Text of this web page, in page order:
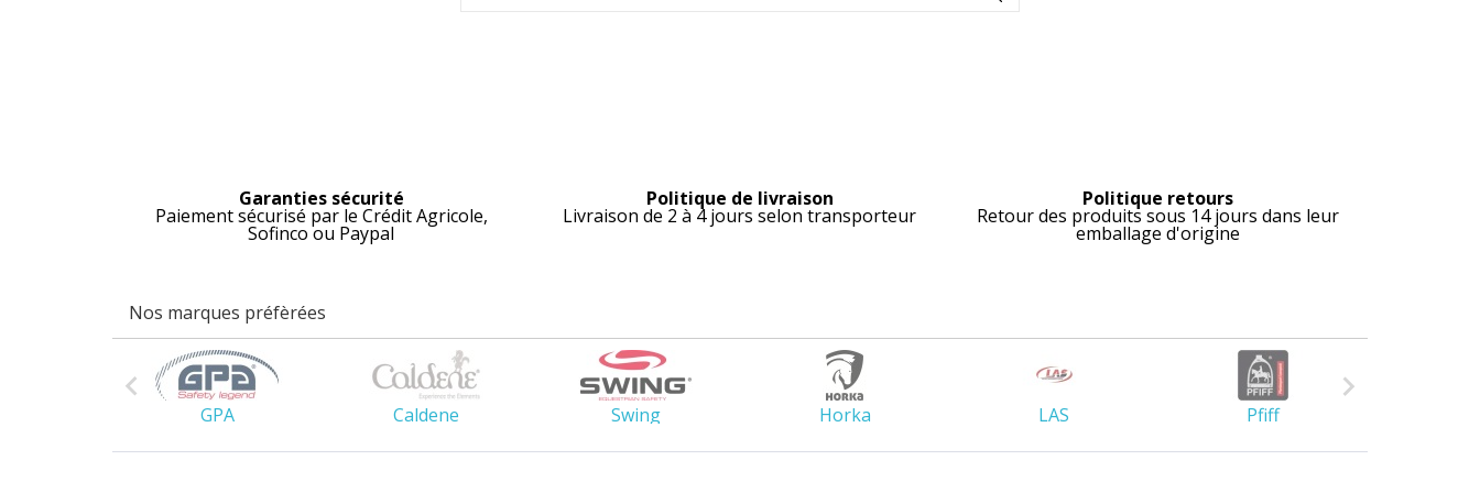
Garanties sécurité
Paiement sécurisé par le Crédit Agricole,
Sofinco ou Paypal
Politique de livraison
Livraison de 2 à 4 jours selon transporteur
Politique retours
Retour des produits sous 14 jours dans leur
emballage d'origine
Nos marques préfèrées

GPA Caldene Swing Horka LAS Pfiff
